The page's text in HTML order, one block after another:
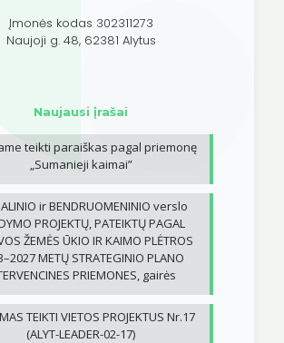
Įmonės kodas 302311273
Naujoji g. 48, 62381 Alytus
Naujausi įrašai
teikti paraiškas pagal priemonę
„Sumanieji kaimai”
ir BENDRUOMENINIO verslo
PROJEKTŲ, PATEIKTŲ PAGAL
ŽEMĖS ŪKIO IR KAIMO PLĖTROS
METŲ STRATEGINIO PLANO
PRIEMONES, gairės
TEIKTI VIETOS PROJEKTUS Nr.17
(ALYT-LEADER-02-17)